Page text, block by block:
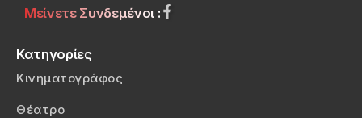
Μείνετε Συνδεμένοι :
Κατηγορίες
Κινηματογράφος
Θέατρο